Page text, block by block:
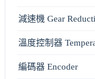
減速機 Gear
溫度控制器
編碼器 Encoder